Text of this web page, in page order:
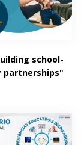
school-
partnerships"